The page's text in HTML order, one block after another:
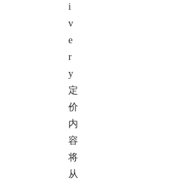
i
v
e
r
y
定
价
内
容
将
从